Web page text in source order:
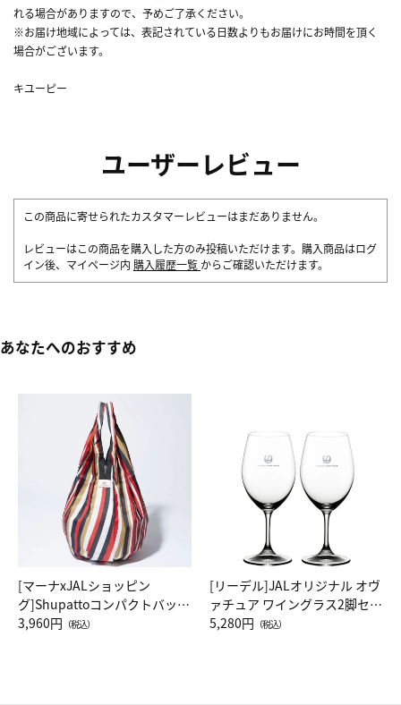
れる場合がありますので、予めご了承ください。
※お届け地域によっては、表記されている日数よりもお届けにお時間を頂く
場合がございます。
キユーピー
ユーザーレビュー
この商品に寄せられたカスタマーレビューはまだありません。
レビューはこの商品を購入した方のみ投稿いただけます。購入商品はログ
イン後、マイページ内 購入履歴一覧 からご確認いただけます。
あなたへのおすすめ
[マーナxJALショッピン
グ]Shupattoコンパクトバッグ
Drop JAL客室乗務員（LC）ス
3,960円 （税込）
[リーデル]JALオリジナル オヴ
ァチュア ワイングラス2脚セッ
ト（レッドワイン）
5,280円 （税込）